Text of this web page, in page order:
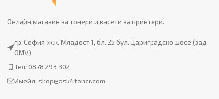
Онлайн магазин за тонери и касети за принтери.
гр. София, ж.к. Младост 1, бл. 25 бул. Цариградско шосе (зад
OMV)
Тел: 0878 293 302
Имейл: shop@ask4toner.com